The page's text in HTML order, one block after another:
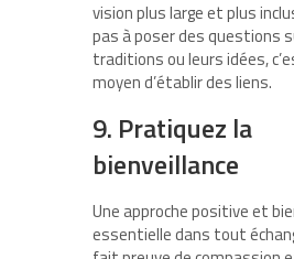
vision plus large et plus
pas à poser des questions
traditions ou leurs idées,
moyen d’établir des liens.
9. Pratiquez la
bienveillance
Une approche positive et
essentielle dans tout